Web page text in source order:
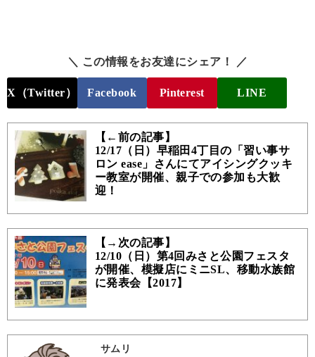
＼ この情報をお友達にシェア！ ／
X（Twitter） Facebook Pinterest LINE
【←前の記事】
12/17（日）早稲田4丁目の「習い事サ
ロン ease」さんにてアイシングクッキ
ー教室が開催、親子での参加も大歓
迎！
【→次の記事】
12/10（日）第4回みさと公園フェスタ
が開催、模擬店にミニSL、移動水族館
に発表会【2017】
サムリ